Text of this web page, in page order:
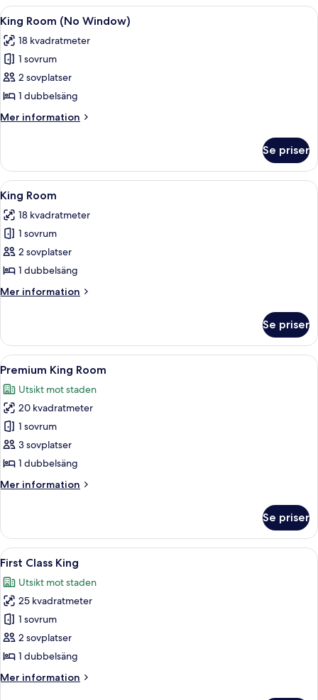
Öppna
alla
foton
för
King
Room
(No
Window)
Ett modernt hotellrum med en
10
King Room (No Window)
18 kvadratmeter
1 sovrum
2 sovplatser
1 dubbelsäng
Mer information
Mer
Room
(No
Window)
Se priser
Öppna
alla
foton
för
King
Room
Ett hotellrum med en säng, en stol,
13
King Room
18 kvadratmeter
1 sovrum
2 sovplatser
1 dubbelsäng
Mer information
Mer
Room
Se priser
Öppna
alla
foton
för
Premium
King
Room
Ett modernt hotellrum med ett
16
Premium King Room
Utsikt mot staden
20 kvadratmeter
1 sovrum
3 sovplatser
1 dubbelsäng
Mer information
Mer
King
Room
Se priser
Öppna
alla
foton
för
First
Class
King
Ett modernt hotellrum med en stor
13
First Class King
Utsikt mot staden
25 kvadratmeter
1 sovrum
2 sovplatser
1 dubbelsäng
Mer information
Mer